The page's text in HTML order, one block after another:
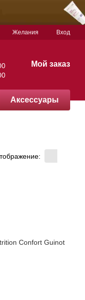
Желания Вход
Мой заказ
Аксессуары